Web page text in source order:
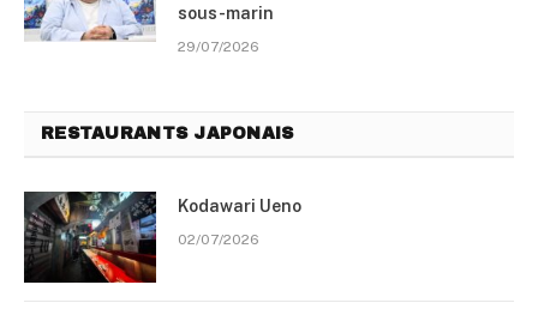
sous-marin
29/07/2026
RESTAURANTS JAPONAIS
Kodawari Ueno
02/07/2026